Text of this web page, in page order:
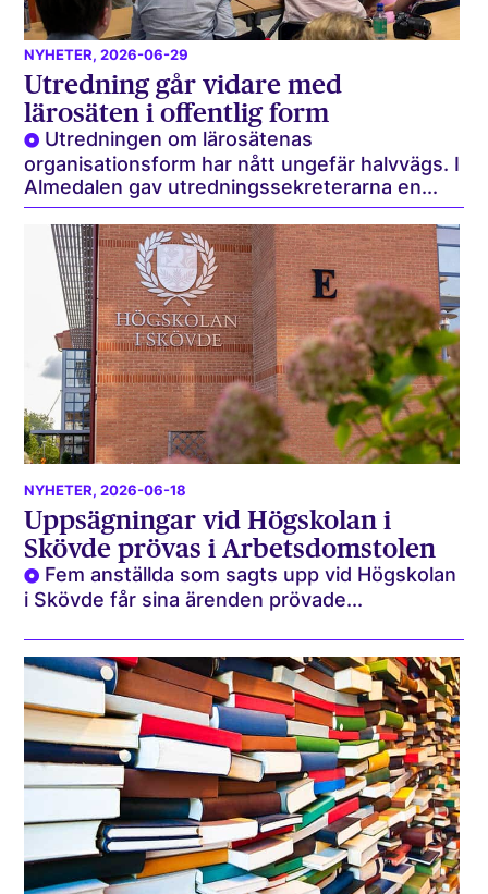
NYHETER, 2026-06-29
Utredning går vidare med
lärosäten i offentlig form
Utredningen om lärosätenas
organisationsform har nått ungefär halvvägs. I
Almedalen gav utredningssekreterarna en...
NYHETER, 2026-06-18
Uppsägningar vid Högskolan i
Skövde prövas i Arbetsdomstolen
Fem anställda som sagts upp vid Högskolan
i Skövde får sina ärenden prövade...